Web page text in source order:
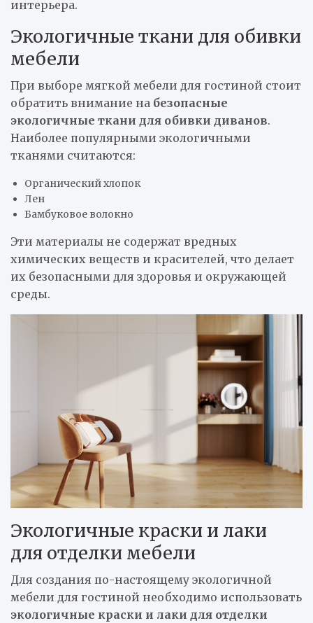
интерьера.
Экологичные ткани для обивки
мебели
При выборе мягкой мебели для гостиной стоит
обратить внимание на безопасные
экологичные ткани для обивки диванов.
Наиболее популярными экологичными
тканями считаются:
Органический хлопок
Лен
Бамбуковое волокно
Эти материалы не содержат вредных
химических веществ и красителей, что делает
их безопасными для здоровья и окружающей
среды.
Экологичные краски и лаки
для отделки мебели
Для создания по-настоящему экологичной
мебели для гостиной необходимо использовать
экологичные краски и лаки для отделки